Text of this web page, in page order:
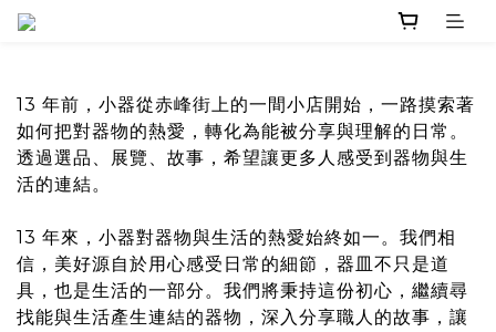
13 年前，小器從赤峰街上的一間小店開始，一路摸索著
如何把對器物的熱愛，轉化為能被分享與理解的日常。
透過選品、展覽、故事，希望讓更多人感受到器物與生
活的連結。
13 年來，小器對器物與生活的熱愛始終如一。我們相
信，美好源自於用心感受日常的細節，器皿不只是道
具，也是生活的一部分。我們將秉持這份初心，繼續尋
找能與生活產生連結的器物，深入分享職人的故事，讓